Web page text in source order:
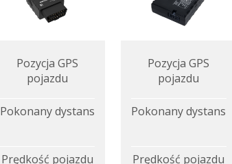
Pozycja GPS
pojazdu
Pokonany dystans
Prędkość pojazdu
Pozycja GPS
pojazdu
Pokonany dystans
Prędkość pojazdu